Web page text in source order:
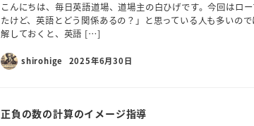
こんにちは、毎日英語道場、道場主の白ひげです。今回はロ
たけど、英語とどう関係あるの？」と思っている人も多いの
解しておくと、英語 […]
shirohige 2025年6月30日
正負の数の計算のイメージ指導